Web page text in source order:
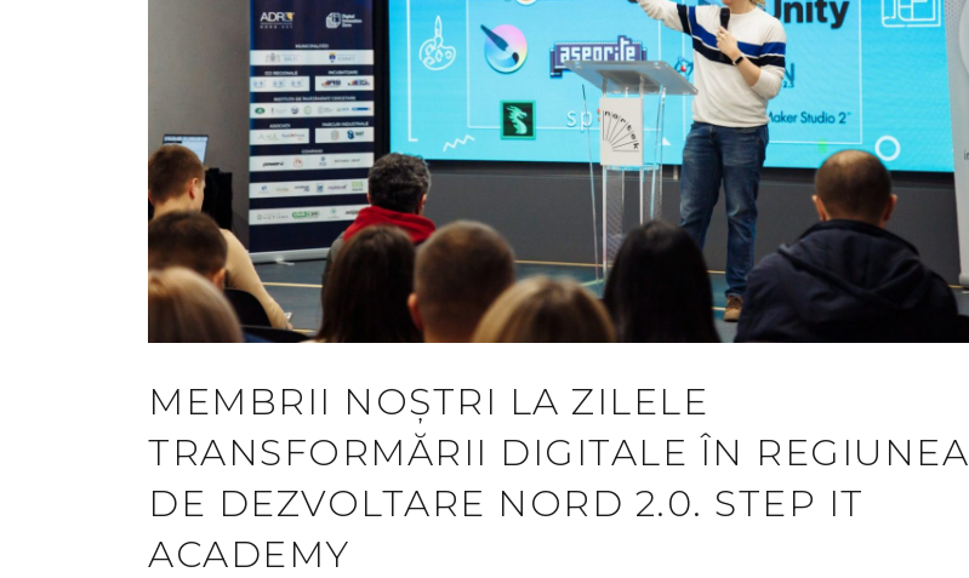
MEMBRII NOȘTRI LA ZILELE
TRANSFORMĂRII DIGITALE ÎN REGIUNEA
DE DEZVOLTARE NORD 2.0. STEP IT
ACADEMY